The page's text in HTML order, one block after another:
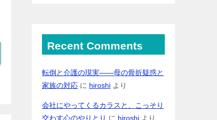
Recent Comments
転倒と介護の現実――母の骨折疑惑と
家族の対応 に hiroshi より
会社にやってくるカラスと、こっそり
交わす心のやりとり に hiroshi より